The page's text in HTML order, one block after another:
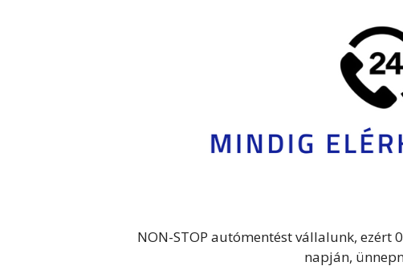
NON-STOP autómentést vállalunk,
napján,